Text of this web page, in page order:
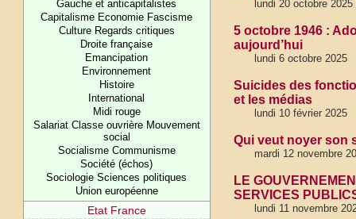
Gauche et anticapitalistes
Capitalisme Economie Fascisme
Culture Regards critiques
Droite française
Emancipation
Environnement
Histoire
International
Midi rouge
Salariat Classe ouvrière Mouvement
social
Socialisme Communisme
Société (échos)
Sociologie Sciences politiques
Union européenne
Etat France
lundi 20 octobre 2025
5 octobre 1946 :
aujourd’hui
lundi 6 octobre 2025
Suicides des
et les médias
lundi 10 février 2025
Qui veut noyer son
mardi 12 novembre
LE
SERVICES
lundi 11 novembre